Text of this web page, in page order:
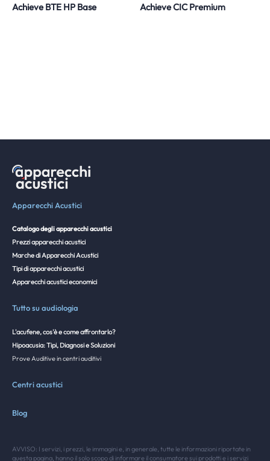
Achieve BTE HP Base Achieve CIC Premium
Apparecchi Acustici
Catalogo degli apparecchi acustici
Prezzi apparecchi acustici
Marche di Apparecchi Acustici
Tipi di apparecchi acustici
Apparecchi acustici economici
Tutto su audiologia
L'acufene, cos'è e come affrontarlo?
Hipoacusia: Tipi, Diagnosi e Soluzioni
Prove Auditive in centri auditivi
Centri acustici
Blog
AVVISO: I servizi, i prezzi, le immagini e, in generale, tutte le informazioni riportate in
questa pagina, hanno il solo scopo di informare il consumatore sui prodotti e i servizi